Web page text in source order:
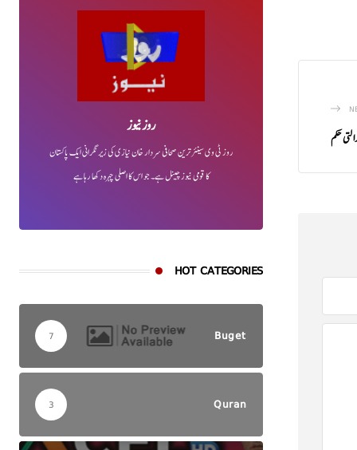
روز نیوز
روز ٹی وی سینئر ترین صحافی سردار خان نیازی کی زیر نگرانی ایک پاکستان
کا قومی نیوز چینل ہے۔ جو اس کا اصلی چہرہ دکھا رہا ہے
HOT CATEGORIES
Buget
7
Quran
3